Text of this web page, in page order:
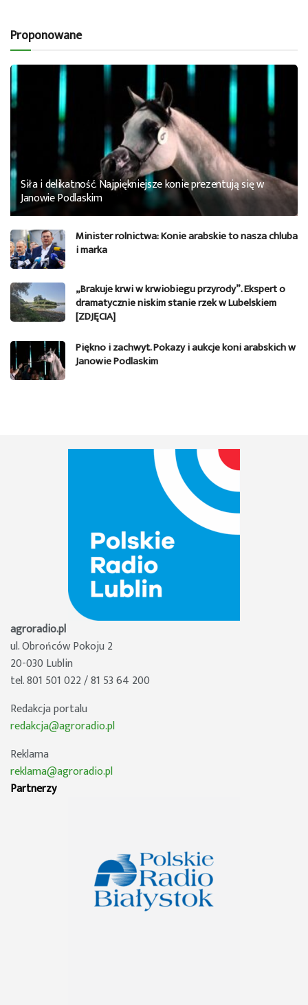
Proponowane
Siła i delikatność. Najpiękniejsze konie prezentują się w
Janowie Podlaskim
Minister rolnictwa: Konie arabskie to nasza chluba
i marka
„Brakuje krwi w krwiobiegu przyrody”. Ekspert o
dramatycznie niskim stanie rzek w Lubelskiem
[ZDJĘCIA]
Piękno i zachwyt. Pokazy i aukcje koni arabskich w
Janowie Podlaskim
agroradio.pl
ul. Obrońców Pokoju 2
20-030 Lublin
tel. 801 501 022 / 81 53 64 200
Redakcja portalu
redakcja@agroradio.pl
Reklama
reklama@agroradio.pl
Partnerzy